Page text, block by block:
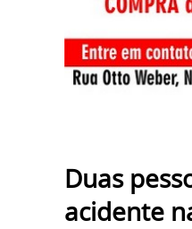
Duas
acidente